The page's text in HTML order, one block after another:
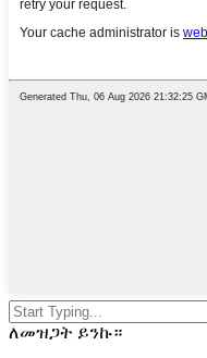
ለመዝጋት ይንኩ።